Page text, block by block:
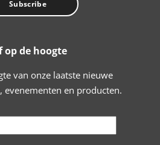
op de hoogte
van onze laatste nieuwe
evenementen en producten.